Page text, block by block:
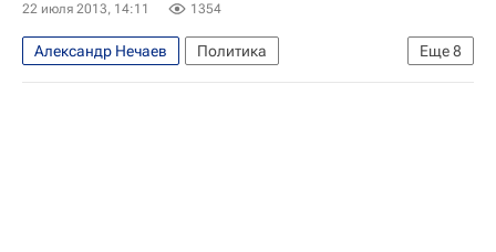
Европейский суд по правам человека (ЕСПЧ)
Ярославская городская дума
22 июля 2013, 14:11 1354
Еще8
Александр Нечаев
Политика
Ярославская область
Ярославль